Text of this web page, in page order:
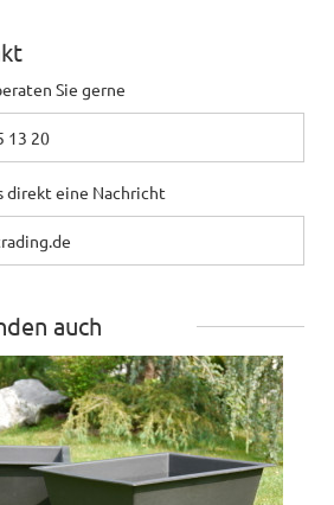
Philip
Uteschreibt25.05.2018
Sie gerne
13 20
direkt eine Nachricht
auch